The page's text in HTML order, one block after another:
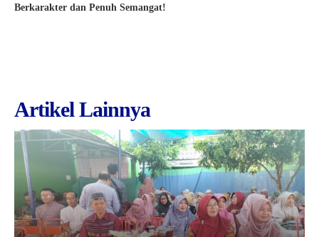
Berkarakter dan Penuh Semangat!
Artikel Lainnya